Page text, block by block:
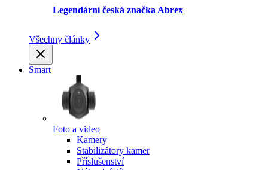
Legendární česká značka Abrex
Všechny články
Smart
Foto a video
Kamery
Stabilizátory kamer
Příslušenství